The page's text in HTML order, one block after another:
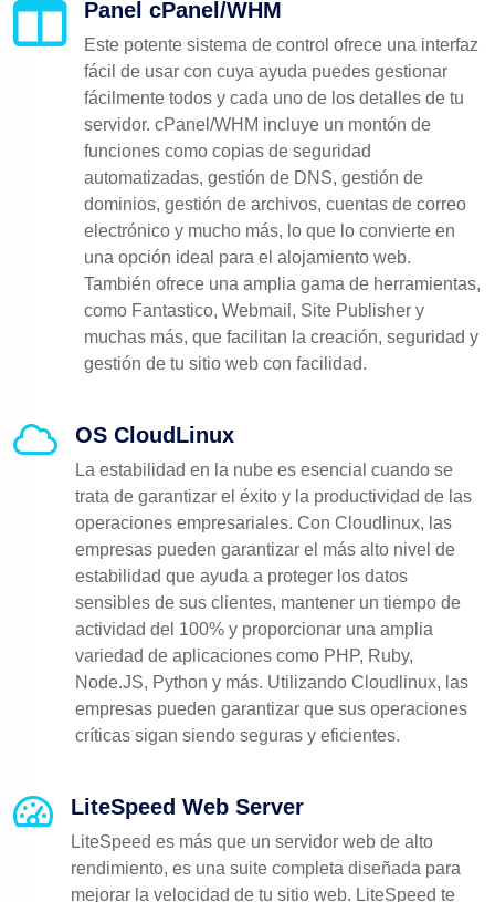
Panel cPanel/WHM
Este potente sistema de control ofrece una interfaz
fácil de usar con cuya ayuda puedes gestionar
fácilmente todos y cada uno de los detalles de tu
servidor. cPanel/WHM incluye un montón de
funciones como copias de seguridad
automatizadas, gestión de DNS, gestión de
dominios, gestión de archivos, cuentas de correo
electrónico y mucho más, lo que lo convierte en
una opción ideal para el alojamiento web.
También ofrece una amplia gama de herramientas,
como Fantastico, Webmail, Site Publisher y
muchas más, que facilitan la creación, seguridad y
gestión de tu sitio web con facilidad.
OS CloudLinux
La estabilidad en la nube es esencial cuando se
trata de garantizar el éxito y la productividad de las
operaciones empresariales. Con Cloudlinux, las
empresas pueden garantizar el más alto nivel de
estabilidad que ayuda a proteger los datos
sensibles de sus clientes, mantener un tiempo de
actividad del 100% y proporcionar una amplia
variedad de aplicaciones como PHP, Ruby,
Node.JS, Python y más. Utilizando Cloudlinux, las
empresas pueden garantizar que sus operaciones
críticas sigan siendo seguras y eficientes.
LiteSpeed Web Server
LiteSpeed es más que un servidor web de alto
rendimiento, es una suite completa diseñada para
mejorar la velocidad de tu sitio web. LiteSpeed te